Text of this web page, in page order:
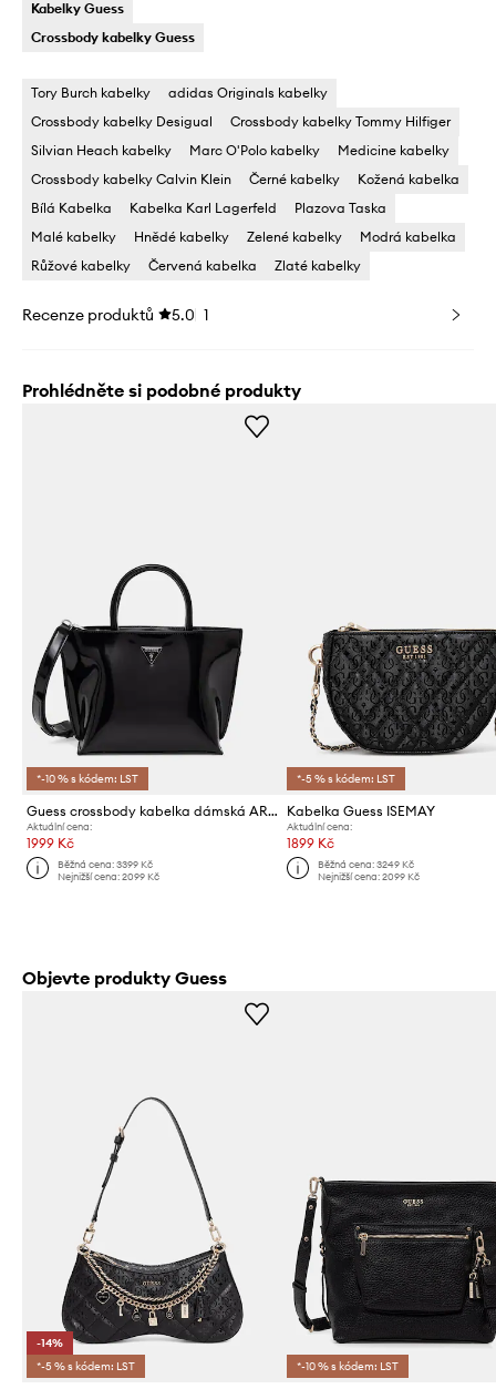
Kabelky Guess
Crossbody kabelky Guess
Tory Burch kabelky
adidas Originals kabelky
Crossbody kabelky Desigual
Crossbody kabelky Tommy Hilfiger
Silvian Heach kabelky
Marc O'Polo kabelky
Medicine kabelky
Crossbody kabelky Calvin Klein
Černé kabelky
Kožená kabelka
Bílá Kabelka
Kabelka Karl Lagerfeld
Plazova Taska
Malé kabelky
Hnědé kabelky Zelené kabelky
Modrá kabelka
Růžové kabelky
Červená kabelka Zlaté kabelky
Recenze produktů 5.0 1
Prohlédněte si podobné produkty
*-10 % s kódem: LST
Guess crossbody kabelka dámská ARNELA
Aktuální cena:
1999 Kč
Běžná cena:3399 Kč
Nejnižší cena:2099 Kč
*-5 % s kódem: LST
Kabelka Guess ISEMAY
Aktuální cena:
1899 Kč
Běžná cena: 3249 Kč
Nejnižší cena: 2099 Kč
Objevte produkty Guess
-14%
*-5 % s kódem: LST
*-10 % s kódem: LST